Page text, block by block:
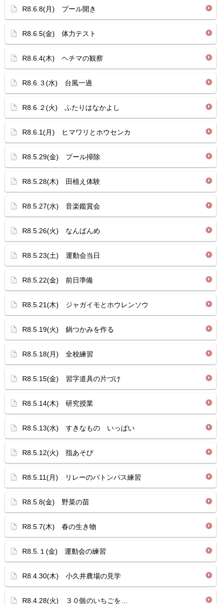
R8.6.8(月) プール開き
R8.6.5(金) 体力テスト
R8.6.4(木) ヘチマの観察
R8.6.３(水) 台風一過
R8.6.２(火) ふたりはなかよし
R8.6.1(月) ヒマワリとホウセンカ
R8.5.29(金) プール掃除
R8.5.28(木) 田植え体験
R8.5.27(水) 音楽鑑賞会
R8.5.26(火) なんばんめ
R8.5.23(土) 運動会当日
R8.5.22(金) 前日準備
R8.5.21(木) ジャガイモとホウレンソウ
R8.5.19(火) 鍋つかみを作る
R8.5.18(月) 全校練習
R8.5.15(金) 習字道具の片づけ
R8.5.14(木) 研究授業
R8.5.13(水) すきなもの いっぱい
R8.5.12(火) 指あそび
R8.5.11(月) リレーのバトンパス練習
R8.5.8(金) 野菜の苗
R8.5.7(木) 春の生き物
R8.5.１(金) 運動会の練習
R8.4.30(木) 小久井農場の見学
R8.4.28(火) ３０個のいちごを…